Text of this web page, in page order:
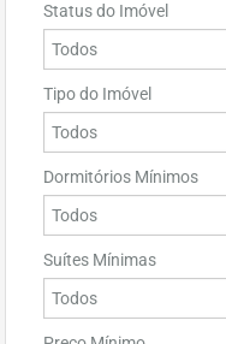
Status do Imóvel
Tipo do Imóvel
Dormitórios Mínimos
Suítes Mínimas